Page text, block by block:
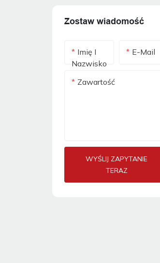
Zostaw wiadomość
Imię I
Nazwisko
E-Mail
Zawartość
WYŚLIJ ZAPYTANIE
TERAZ